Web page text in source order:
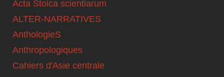
Acta Stoica scientiarum
ALTER-NARRATIVES
AnthologieS
Anthropologiques
Cahiers d'Asie centrale